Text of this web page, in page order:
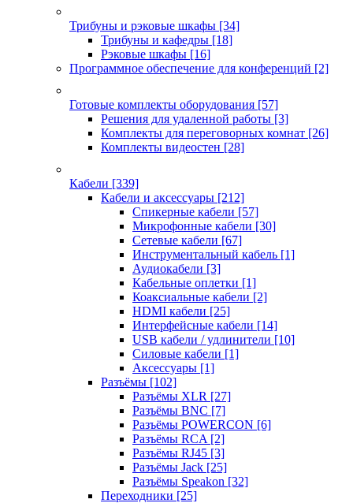
Трибуны и рэковые шкафы [34]
Трибуны и кафедры [18]
Рэковые шкафы [16]
Программное обеспечение для конференций [2]
Готовые комплекты оборудования [57]
Решения для удаленной работы [3]
Комплекты для переговорных комнат [26]
Комплекты видеостен [28]
Кабели [339]
Кабели и аксессуары [212]
Спикерные кабели [57]
Микрофонные кабели [30]
Сетевые кабели [67]
Инструментальный кабель [1]
Аудиокабели [3]
Кабельные оплетки [1]
Коаксиальные кабели [2]
HDMI кабели [25]
Интерфейсные кабели [14]
USB кабели / удлинители [10]
Силовые кабели [1]
Аксессуары [1]
Разъёмы [102]
Разъёмы XLR [27]
Разъёмы BNC [7]
Разъёмы POWERCON [6]
Разъёмы RCA [2]
Разъёмы RJ45 [3]
Разъёмы Jack [25]
Разъёмы Speakon [32]
Переходники [25]